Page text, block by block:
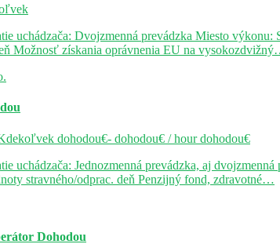
uchádzača: Dvojzmenná prevádzka Miesto
Možnosť získania oprávnenia EU na
dohodou€- dohodou€ / hourdohodou€
uchádzača: Jednozmenná prevádzka, aj
stravného/odprac. deň Penzijný fond, zdravotné…
Dohodou